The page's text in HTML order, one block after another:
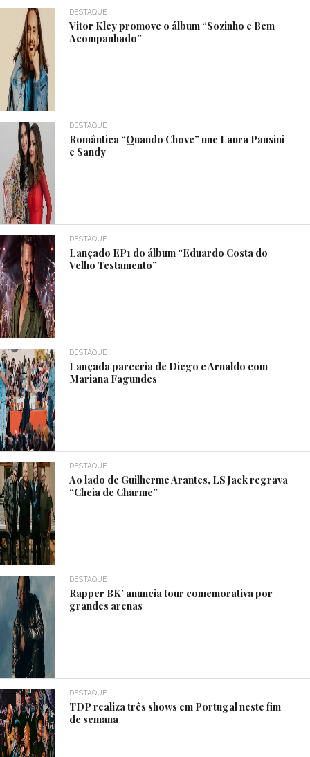
DESTAQUE
Vitor Kley promove o álbum “Sozinho e Bem
Acompanhado”
DESTAQUE
Romântica “Quando Chove” une Laura Pausini
e Sandy
DESTAQUE
Lançado EP1 do álbum “Eduardo Costa do
Velho Testamento”
DESTAQUE
Lançada parceria de Diego e Arnaldo com
Mariana Fagundes
DESTAQUE
Ao lado de Guilherme Arantes, LS Jack regrava
“Cheia de Charme”
DESTAQUE
Rapper BK’ anuncia tour comemorativa por
grandes arenas
DESTAQUE
TDP realiza três shows em Portugal neste fim
de semana